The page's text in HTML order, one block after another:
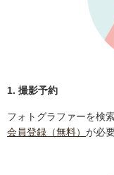
1. 撮影予約
フォトグラファーを検
会員登録（無料） が必